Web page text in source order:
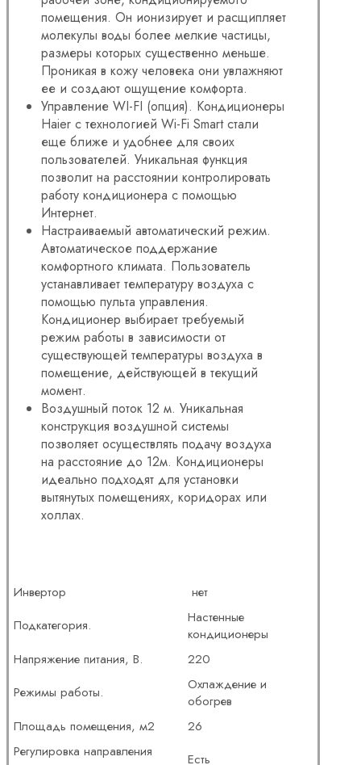
помещения. Он ионизирует и расщипляет
молекулы воды более мелкие частицы,
размеры которых существенно меньше.
Проникая в кожу человека они увлажняют
ее и создают ощущение комфорта.
Управление WI-FI (опция). Кондиционеры
Haier с технологией Wi-Fi Smart стали
еще ближе и удобнее для своих
пользователей. Уникальная функция
позволит на расстоянии контролировать
работу кондиционера с помощью
Интернет.
Настраиваемый автоматический режим.
Автоматическое поддержание
комфортного климата. Пользователь
устанавливает температуру воздуха с
помощью пульта управления.
Кондиционер выбирает требуемый
режим работы в зависимости от
существующей температуры воздуха в
помещение, действующей в текущий
момент.
Воздушный поток 12 м. Уникальная
конструкция воздушной системы
позволяет осуществлять подачу воздуха
на расстояние до 12м. Кондиционеры
идеально подходят для установки
вытянутых помещениях, коридорах или
холлах.
Инвертор
нет
Подкатегория.
Настенные
кондиционеры
Напряжение питания, В.
220
Режимы работы.
Охлаждение и
обогрев
Площадь помещения, м2
26
Регулировка направления
Есть